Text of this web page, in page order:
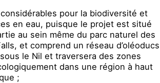
pour la biodiversité et
en eau, puisque le projet est situé
au sein même du parc naturel des
et comprend un réseau d’oléoducs
le Nil et traversera des zones
dans une région à haut
;